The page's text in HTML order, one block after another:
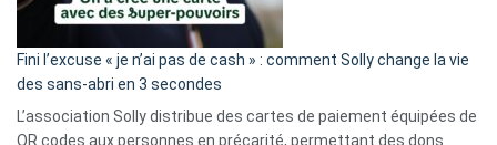
Fini l’excuse « je n’ai pas de cash » : comment Solly change la vie
des sans-abri en 3 secondes
L’association Solly distribue des cartes de paiement équipées de
QR codes aux personnes en précarité, permettant des dons